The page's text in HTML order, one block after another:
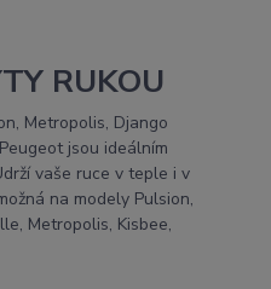
RUKOU
Metropolis, Django
jsou ideálním
vaše ruce v teple i v
na modely Pulsion,
Metropolis, Kisbee,